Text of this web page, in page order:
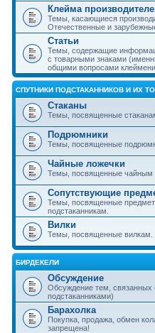
Клейма
Темы, касающиеся
Отечественные и
Статьи
Темы, содержащие
с товарными знаками
общими вопросами
СПУТНИКИ ПОДСТАКАННИКОВ И ИХ
Стаканы
Темы, посвященные
Подрюмники
Темы, посвященные
Чайные ложечки
Темы, посвященные чайным
Сопутствующие
Темы, посвященные
подстаканникам.
Вилки
Темы, посвященные вилкам.
БИРДЕКЕЛИ
Обсуждение
Обсуждение тем,
подстаканниками)
Барахолка
Покупка, продажа, обмен
запрещена!